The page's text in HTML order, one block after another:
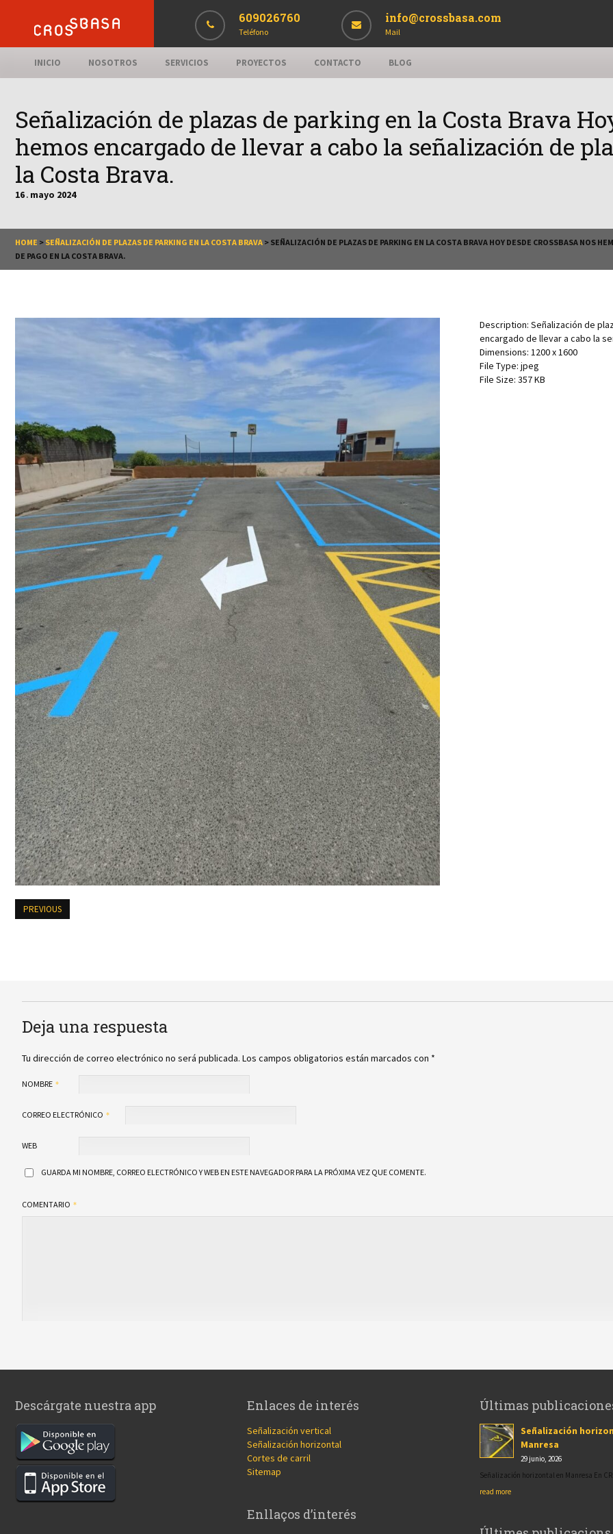
609026760
Teléfono
info@crossbasa.com
Mail
INICIO NOSOTROS SERVICIOS PROYECTOS CONTACTO BLOG
Señalización de plazas de parking en la Costa Brava
hemos encargado de llevar a cabo la señalización de
la Costa Brava.
16 . mayo 2024
HOME > SEÑALIZACIÓN DE PLAZAS DE PARKING EN LA COSTA BRAVA > SEÑALIZACIÓN DE PLAZAS DE PARKING EN LA COSTA BRAVA HOY DESDE CROSSBASA NOS
DE PAGO EN LA COSTA BRAVA.
Description: Señalización de
encargado de llevar a cabo la
Dimensions: 1200 x 1600
File Type: jpeg
File Size: 357 KB
PREVIOUS
Deja una respuesta
Tu dirección de correo electrónico no será publicada. Los campos obligatorios están marcados con *
NOMBRE
CORREO ELECTRÓNICO
WEB
GUARDA MI NOMBRE, CORREO ELECTRÓNICO Y WEB EN ESTE NAVEGADOR PARA LA PRÓXIMA VEZ QUE COMENTE.
COMENTARIO
Descárgate nuestra app Enlaces de interés
Señalización vertical
Señalización horizontal
Cortes de carril
Sitemap
Enllaços d’interés
Últimas
Señalización
Manresa
29 junio, 2026
Señalización horizontal en Manresa En
read more